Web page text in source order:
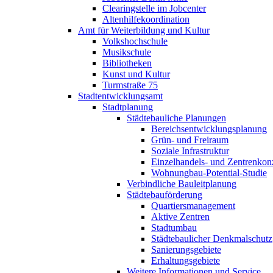
Clearingstelle im Jobcenter
Altenhilfe­koordination
Amt für Weiterbildung und Kultur
Volkshoch­schule
Musikschule
Bibliotheken
Kunst und Kultur
Turmstraße 75
Stadt­entwicklungs­amt
Stadtplanung
Städtebauliche Planungen
Bereichsentwick­lungsplanung
Grün- und Freiraum
Soziale Infrastruktur
Einzelhandels- und
Wohnungbau-Potential-Studie
Verbindliche Bauleitplanung
Städtebau­förderung
Quartiers­management
Aktive Zentren
Stadtumbau
Städte­baulicher Denkmalschutz
Sanierungs­gebiete
Erhaltungs­gebiete